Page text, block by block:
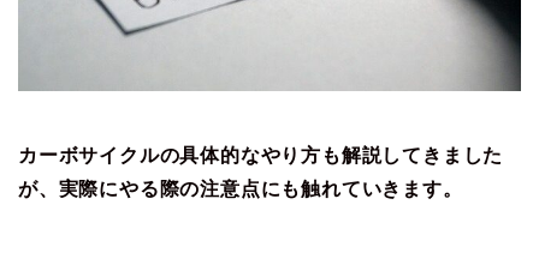
カーボサイクルの具体的なやり方も解説してきました
が、実際にやる際の注意点にも触れていきます。